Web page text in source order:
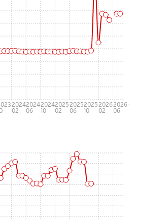
2024-
02
2024-
06
2024-
10
2025-
02
2025-
06
2025-
10
2026-
02
2026-
06